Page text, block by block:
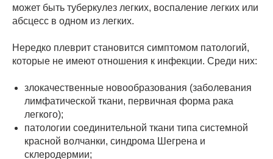
может быть туберкулез легких, воспаление легких или
абсцесс в одном из легких.
Нередко плеврит становится симптомом патологий,
которые не имеют отношения к инфекции. Среди них:
злокачественные новообразования (заболевания
лимфатической ткани, первичная форма рака
легкого);
патологии соединительной ткани типа системной
красной волчанки, синдрома Шегрена и
склеродермии;